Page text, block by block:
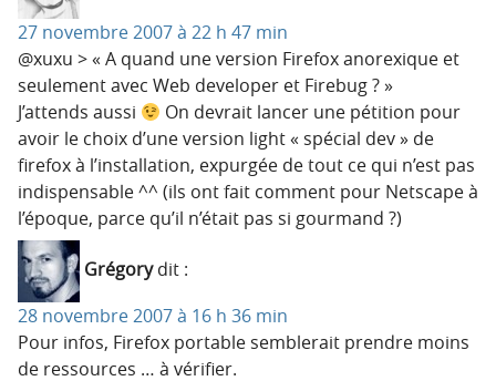
27 novembre 2007 à 22 h 47 min
@xuxu > « A quand une version Firefox anorexique et
seulement avec Web developer et Firebug ? »
J’attends aussi
On devrait lancer une pétition pour
avoir le choix d’une version light « spécial dev » de
firefox à l’installation, expurgée de tout ce qui n’est pas
indispensable ^^ (ils ont fait comment pour Netscape à
l’époque, parce qu’il n’était pas si gourmand ?)
Grégory dit :
28 novembre 2007 à 16 h 36 min
Pour infos, Firefox portable semblerait prendre moins
de ressources … à vérifier.